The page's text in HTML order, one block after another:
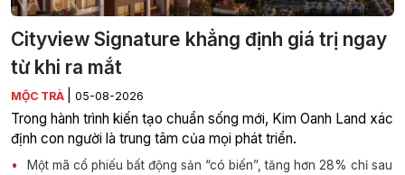
Cityview Signature khẳng định giá trị ngay
từ khi ra mắt
MỘC TRÀ 05-08-2026
Trong hành trình kiến tạo chuẩn sống mới, Kim Oanh Land xác
định con người là trung tâm của mọi phát triển.
Một mã cổ phiếu bất động sản “có biến”, tăng hơn 28% chỉ sau